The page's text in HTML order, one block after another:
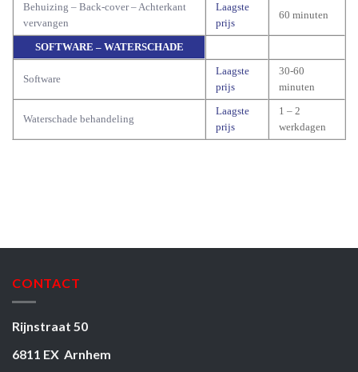
Behuizing – Back-cover – Achterkant
vervangen
Laagste
prijs
60 minuten
SOFTWARE – WATERSCHADE
Software
Laagste
prijs
30-60
minuten
Waterschade behandeling
Laagste
prijs
1 – 2
werkdagen
CONTACT
Rijnstraat 50
6811 EX Arnhem